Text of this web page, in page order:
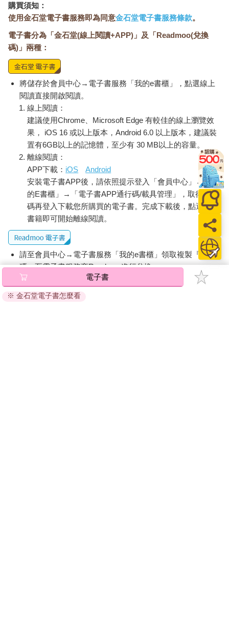
購買須知：
使用金石堂電子書服務即為同意金石堂電子書服務條款。
電子書分為「金石堂(線上閱讀+APP)」及「Readmoo(兌換
碼)」兩種：
將儲存於會員中心→電子書服務「我的e書櫃」，點選線上
閱讀直接開啟閱讀。
線上閱讀：
建議使用Chrome、Microsoft Edge 有較佳的線上瀏覽效
果， iOS 16 或以上版本，Android 6.0 以上版本，建議裝
置有6GB以上的記憶體，至少有 30 MB以上的容量。
離線閱讀：
APP下載： iOS
Android
安裝電子書APP後，請依照提示登入「會員中心」→「我
的E書櫃」→「電子書APP通行碼/載具管理」，取得通行
碼再登入下載您所購買的電子書。完成下載後，點選任一
書籍即可開始離線閱讀。
請至會員中心→電子書服務「我的e書櫃」領取複製『兌換
碼』至電子書服務商Readmoo進行兌換。
退換貨須知：
因版權保護，您在金石堂所購買的電子書僅能以金石堂專屬
電子書
※ 金石堂電子書怎麼看